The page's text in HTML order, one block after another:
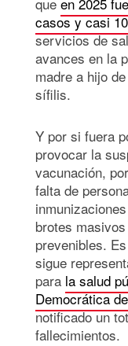
casos y casi
servicios de
avances en la
madre a hijo
sífilis.
Y por si fuera
provocar la
vacunación,
falta de
brotes
prevenibles.
sigue
para la salud
Democrática
notificado un
fallecimientos.